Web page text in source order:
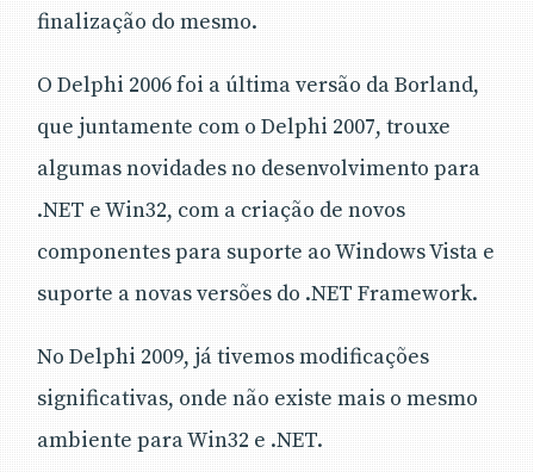
finalização do mesmo.
O Delphi 2006 foi a última versão da Borland,
que juntamente com o Delphi 2007, trouxe
algumas novidades no desenvolvimento para
.NET e Win32, com a criação de novos
componentes para suporte ao Windows Vista e
suporte a novas versões do .NET Framework.
No Delphi 2009, já tivemos modificações
significativas, onde não existe mais o mesmo
ambiente para Win32 e .NET.